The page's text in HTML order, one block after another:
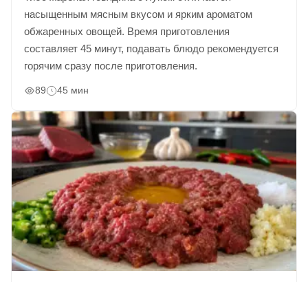
насыщенным мясным вкусом и ярким ароматом
обжаренных овощей. Время приготовления
составляет 45 минут, подавать блюдо рекомендуется
горячим сразу после приготовления.
89 45 мин